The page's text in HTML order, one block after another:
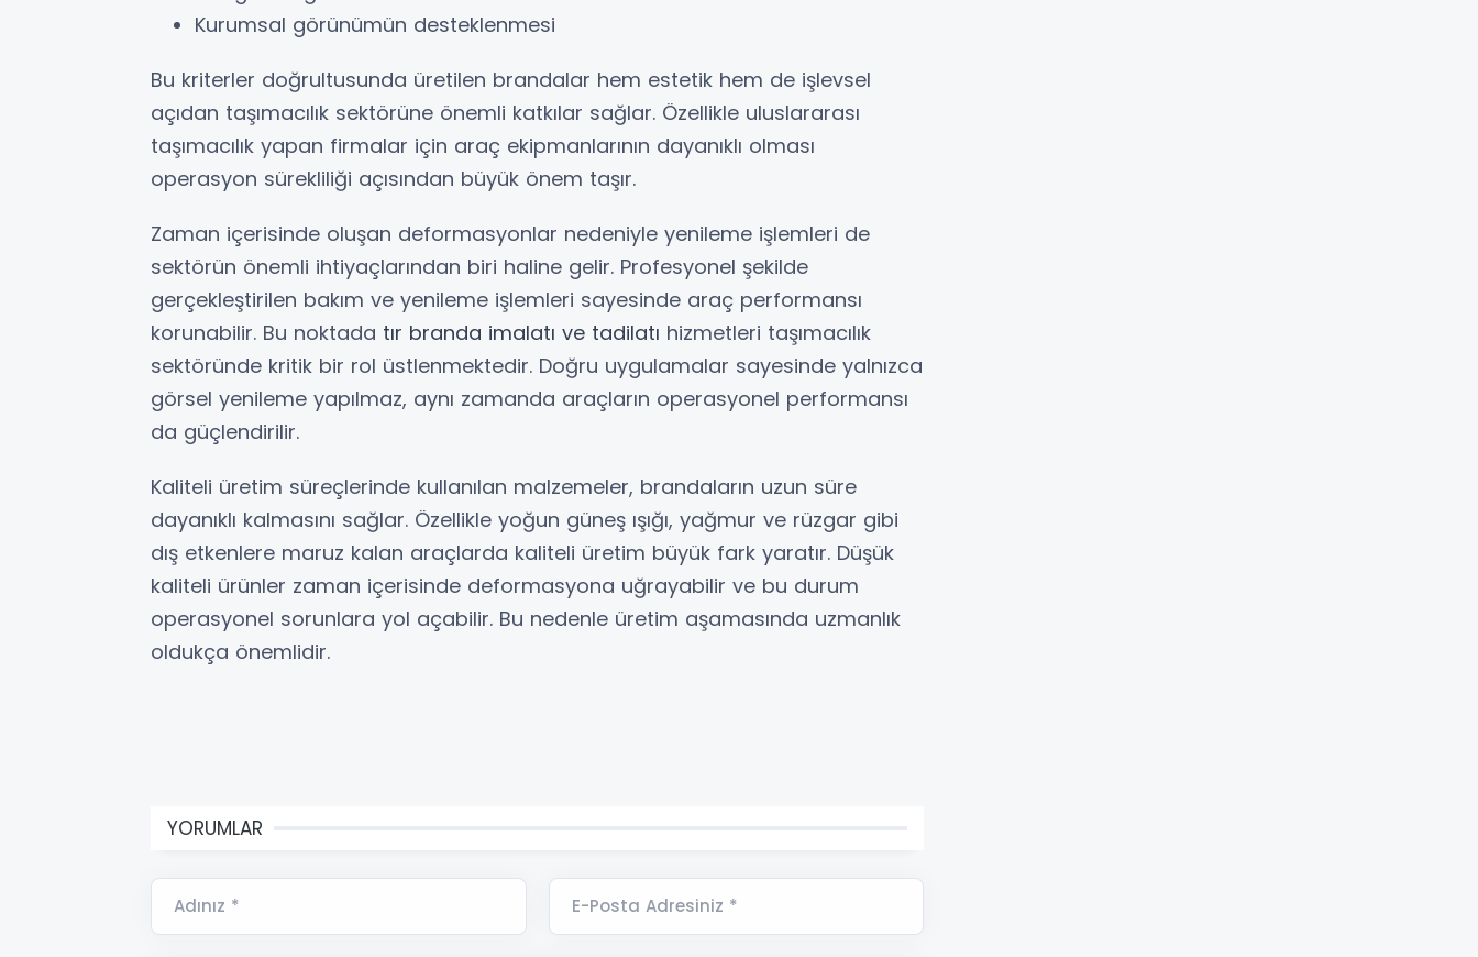
Kurumsal görünümün desteklenmesi
Bu kriterler doğrultusunda üretilen brandalar hem estetik hem de işlevsel
açıdan taşımacılık sektörüne önemli katkılar sağlar. Özellikle uluslararası
taşımacılık yapan firmalar için araç ekipmanlarının dayanıklı olması
operasyon sürekliliği açısından büyük önem taşır.
Zaman içerisinde oluşan deformasyonlar nedeniyle yenileme işlemleri de
sektörün önemli ihtiyaçlarından biri haline gelir. Profesyonel şekilde
gerçekleştirilen bakım ve yenileme işlemleri sayesinde araç performansı
korunabilir. Bu noktada tır branda imalatı ve tadilatı hizmetleri taşımacılık
sektöründe kritik bir rol üstlenmektedir. Doğru uygulamalar sayesinde yalnızca
görsel yenileme yapılmaz, aynı zamanda araçların operasyonel performansı
da güçlendirilir.
Kaliteli üretim süreçlerinde kullanılan malzemeler, brandaların uzun süre
dayanıklı kalmasını sağlar. Özellikle yoğun güneş ışığı, yağmur ve rüzgar gibi
dış etkenlere maruz kalan araçlarda kaliteli üretim büyük fark yaratır. Düşük
kaliteli ürünler zaman içerisinde deformasyona uğrayabilir ve bu durum
operasyonel sorunlara yol açabilir. Bu nedenle üretim aşamasında uzmanlık
oldukça önemlidir.
YORUMLAR
Adınız * E-Posta Adresiniz *